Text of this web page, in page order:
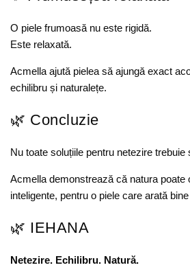
O piele frumoasă nu este rigidă.
Este relaxată.
Acmella ajută pielea să ajungă exact
echilibru și naturalețe.
🌿 Concluzie
Nu toate soluțiile pentru netezire trebuie
Acmella demonstrează că natura poate
inteligente, pentru o piele care arată
🌿 IEHANA
Netezire. Echilibru. Natură.